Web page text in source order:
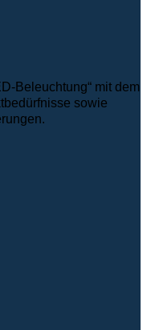
Beleuchtung“ mit dem
sowie